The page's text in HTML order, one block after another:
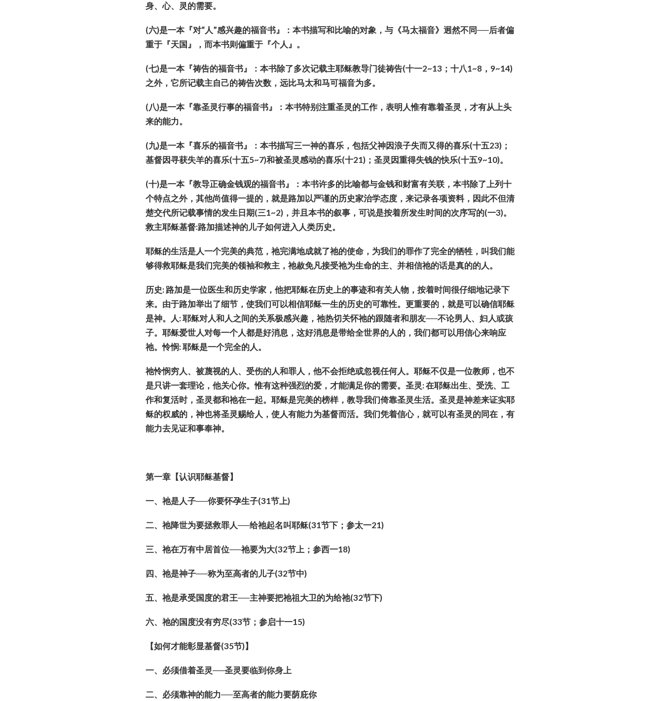
身、心、灵的需要。
(六)是一本『对“人”感兴趣的福音书』：本书描写和比喻的对象，与《马太福音》迥然不同──后者偏
重于『天国』，而本书则偏重于『个人』。
(七)是一本『祷告的福音书』：本书除了多次记载主耶稣教导门徒祷告(十一2~13 ；十八1~8 ， 9~14)
之外，它所记载主自己的祷告次数，远比马太和马可福音为多。
(八)是一本『靠圣灵行事的福音书』：本书特别注重圣灵的工作，表明人惟有靠着圣灵，才有从上头
来的能力。
(九)是一本『喜乐的福音书』：本书描写三一神的喜乐 ，包括父神因浪子失而又得的喜乐(十五23) ；
基督因寻获失羊的喜乐(十五5~7)和被圣灵感动的喜乐(十21) ；圣灵因重得失钱的快乐(十五9~10)。
(十)是一本『教导正确金钱观的福音书』：本书许多的比喻都与金钱和财富有关联 ，本书除了上列十
个特点之外，其他尚值得一提的，就是路加以严谨的历史家治学态度，来记录各项资料，因此不但清
楚交代所记载事情的发生日期(三1~2) ，并且本书的叙事，可说是按着所发生时间的次序写的(一3)。
救主耶稣基督:路加描述神的儿子如何进入人类历史。
耶稣的生活是人一个完美的典范，祂完满地成就了祂的使命， 为我们的罪作了完全的牺牲，叫我们能
够得救耶稣是我们完美的领袖和救主，祂赦免凡接受祂为生命的主、并相信祂的话是真的的人。
历史:路加是一位医生和历史学家，他把耶稣在历史上的事迹和有关人物，按着时间很仔细地记录下
来。由于路加举出了细节 ，使我们可以相信耶稣一生的历史的可靠性。更重要的，就是可以确信耶稣
是神。
人:耶稣对人和人之间的关系极感兴趣，祂热切关怀祂的跟随者和朋友──不论男人、妇人或孩
子。耶稣爱世人对每一个人都是好消息，这好消息是带给全世界的人的，我们都可以用信心来响应
祂。怜悯:耶稣是一个完全的人。
祂怜悯穷人、被蔑视的人、受伤的人和罪人，他不会拒绝或忽视任何人。耶稣不仅是一位教师 ，也不
是只讲一套理论，他关心你。惟有这种强烈的爱 ，才能满足你的需要。圣灵:在耶稣出生、受洗、工
作和复活时，圣灵都和祂在一起。耶稣是完美的榜样，教导我们倚靠圣灵生活。圣灵是神差来证实耶
稣的权威的，神也将圣灵赐给人，使人有能力为基督而活。我们凭着信心，就可以有圣灵的同在，有
能力去见证和事奉神。
第一章 【认识耶稣基督】
一、祂是人子──你要怀孕生子(31节 上)
二、祂降世为要拯救罪人──给祂起名叫耶稣(31节下；参太一21)
三、祂在万有中居首位──祂要为大(32节 上；参西一18)
四、祂是神子──称为至高者的儿子(32节中)
五、祂是承受国度的君王──主神要把祂祖大卫的为给祂(32节下)
六、祂的国度没有穷尽(33节 ；参启十一15)
【如何才能彰显基督(35节)】
一、必须借着圣灵──圣灵要临到你身上
二、必须靠神的能力──至高者的能力要荫庇你